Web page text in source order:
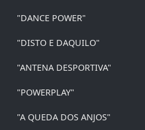
"DANCE POWER"
"DISTO E DAQUILO"
"ANTENA DESPORTIVA"
"POWERPLAY"
"A QUEDA DOS ANJOS"